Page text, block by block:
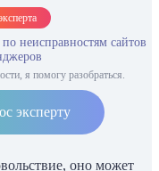
неисправностям сайтов
я помогу разобраться.
эксперту
оно может